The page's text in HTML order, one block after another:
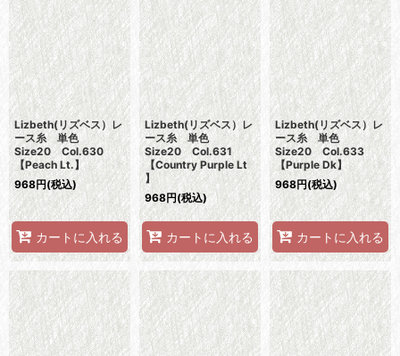
Lizbeth(リズベス）レ
ース糸 単色
Size20 Col.630
【Peach Lt.】
968円(税込)
カートに入れる
Lizbeth(リズベス）レ
ース糸 単色
Size20 Col.631
【Country Purple Lt
】
968円(税込)
カートに入れる
Lizbeth(リズベス）レ
ース糸 単色
Size20 Col.633
【Purple Dk】
968円(税込)
カートに入れる